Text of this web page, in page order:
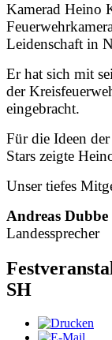
Kamerad Heino
Leidenschaft in
Er hat sich mit
der
eingebracht.
Für die Ideen
Stars zeigte
Unser tiefes
Andreas Dubbe
Landessprecher
SH